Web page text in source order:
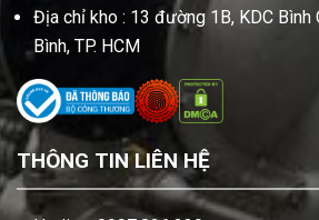
Địa chỉ kho : 13 đường 1B, KDC Bình
Bình, TP. HCM
THÔNG TIN LIÊN HỆ